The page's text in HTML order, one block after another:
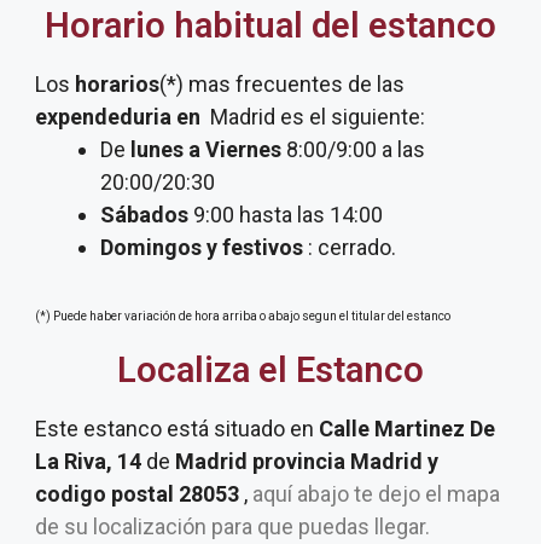
Horario habitual del estanco
Los horarios(*) mas frecuentes de las
expendeduria en Madrid es el siguiente:
De lunes a Viernes 8:00/9:00 a las
20:00/20:30
Sábados 9:00 hasta las 14:00
Domingos y festivos : cerrado.
(*) Puede haber variación de hora arriba o abajo segun el titular del estanco
Localiza el Estanco
Este estanco está situado en Calle Martinez De
La Riva, 14 de Madrid provincia Madrid y
codigo postal 28053 , aquí abajo te dejo el mapa
de su localización para que puedas llegar.